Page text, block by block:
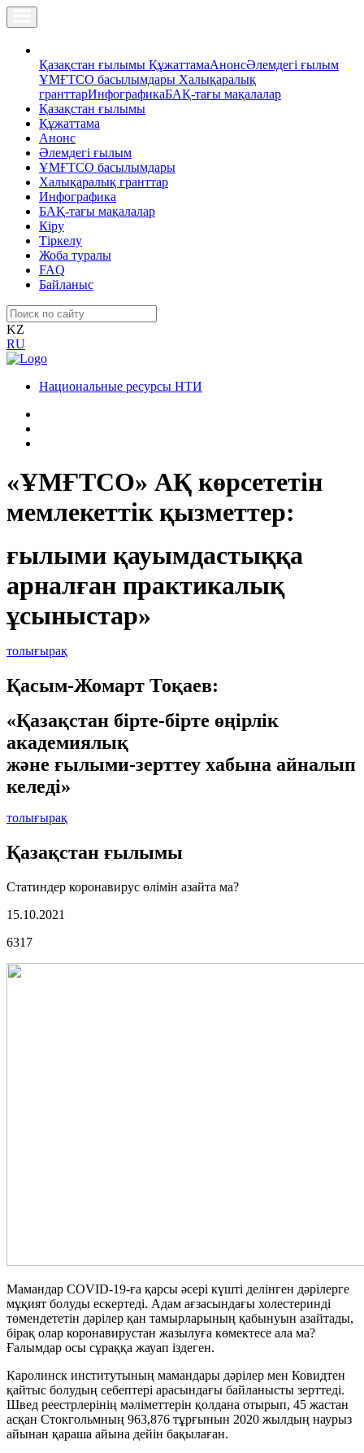
Қазақстан ғылымы ҚұжаттамаАнонсӘлемдегі ғылым
ҰМҒТСО басылымдары Халықаралық
гранттарИнфографикаБАҚ-тағы мақалалар
Қазақстан ғылымы
Құжаттама
Анонс
Әлемдегі ғылым
ҰМҒТСО басылымдары
Халықаралық гранттар
Инфографика
БАҚ-тағы мақалалар
Кіру
Тіркелу
Жоба туралы
FAQ
Байланыс
KZ
RU
Национальные ресурсы НТИ
«ҰМҒТСО» АҚ көрсететін
мемлекеттік қызметтер:
ғылыми қауымдастыққа
арналған практикалық
ұсыныстар»
толығырақ
Қасым-Жомарт Тоқаев:
«Қазақстан бірте-бірте өңірлік
академиялық
және ғылыми-зерттеу хабына айналып
келеді»
толығырақ
Қазақстан ғылымы
Статиндер коронавирус өлімін азайта ма?
15.10.2021
6317
Мамандар COVID-19-ға қарсы әсері күшті делінген дәрілерге
мұқият болуды ескертеді. Адам ағзасындағы холестеринді
төмендететін дәрілер қан тамырларының қабынуын азайтады,
бірақ олар коронавирустан жазылуға көмектесе ала ма?
Ғалымдар осы сұраққа жауап іздеген.
Каролинск институтының мамандары дәрілер мен Ковидтен
қайтыс болудың себептері арасындағы байланысты зерттеді.
Швед реестрлерінің мәліметтерін қолдана отырып, 45 жастан
асқан Стокгольмның 963,876 тұрғынын 2020 жылдың наурыз
айынан қараша айына дейін бақылаған.